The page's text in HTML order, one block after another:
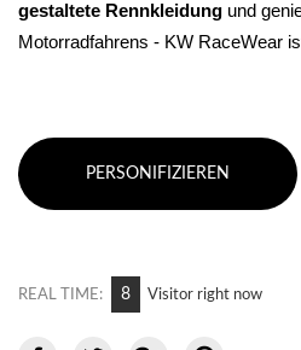
gestaltete Rennkleidung und
Motorradfahrens - KW RaceWear
PERSONIFIZIEREN
REAL TIME: 8 Visitor right now